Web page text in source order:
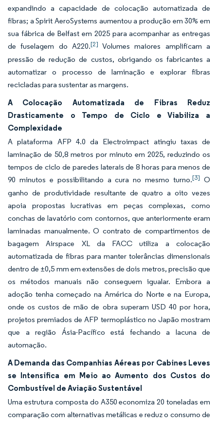
expandindo a capacidade de colocação automatizada de
fibras; a Spirit AeroSystems aumentou a produção em 30% em
sua fábrica de Belfast em 2025 para acompanhar as entregas
de fuselagem do A220.[2] Volumes maiores amplificam a
pressão de redução de custos, obrigando os fabricantes a
automatizar o processo de laminação e explorar fibras
recicladas para sustentar as margens.
A Colocação Automatizada de Fibras Reduz
Drasticamente o Tempo de Ciclo e Viabiliza a
Complexidade
A plataforma AFP 4.0 da Electroimpact atingiu taxas de
laminação de 50,8 metros por minuto em 2025, reduzindo os
tempos de ciclo de paredes laterais de 8 horas para menos de
90 minutos e possibilitando a cura no mesmo turno.[3] O
ganho de produtividade resultante de quatro a oito vezes
apoia propostas lucrativas em peças complexas, como
conchas de lavatório com contornos, que anteriormente eram
laminadas manualmente. O contrato de compartimentos de
bagagem Airspace XL da FACC utiliza a colocação
automatizada de fibras para manter tolerâncias dimensionais
dentro de ±0,5 mm em extensões de dois metros, precisão que
os métodos manuais não conseguem igualar. Embora a
adoção tenha começado na América do Norte e na Europa,
onde os custos de mão de obra superam USD 40 por hora,
projetos premiados de AFP termoplástico no Japão mostram
que a região Ásia-Pacífico está fechando a lacuna de
automação.
A Demanda das Companhias Aéreas por Cabines Leves
se Intensifica em Meio ao Aumento dos Custos do
Combustível de Aviação Sustentável
Uma estrutura composta do A350 economiza 20 toneladas em
comparação com alternativas metálicas e reduz o consumo de